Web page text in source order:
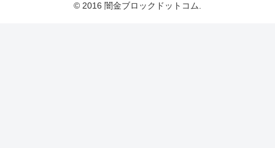
© 2016 闇金ブロックドットコム.